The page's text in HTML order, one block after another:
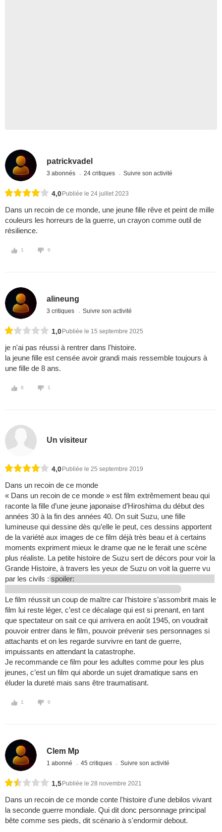
patrickvadel
3 abonnés 24 critiques Suivre son activité
4,0 Publiée le 24 juillet 2023
Dans un recoin de ce monde, une jeune fille rêve et peint de mille
couleurs les horreurs de la guerre, un crayon comme outil de
résilience.
1 0
alineung
3 critiques Suivre son activité
1,0 Publiée le 15 septembre 2025
je n'ai pas réussi à rentrer dans l'histoire.
la jeune fille est censée avoir grandi mais ressemble toujours à
une fille de 8 ans.
0 1
Un visiteur
4,0 Publiée le 25 septembre 2019
Dans un recoin de ce monde
« Dans un recoin de ce monde » est film extrêmement beau qui
raconte la fille d’une jeune japonaise d’Hiroshima du début des
années 30 à la fin des années 40. On suit Suzu, une fille
lumineuse qui dessine dès qu’elle le peut, ces dessins apportent
de la variété aux images de ce film déjà très beau et à certains
moments expriment mieux le drame que ne le ferait une scène
plus réaliste. La petite histoire de Suzu sert de décors pour voir la
Grande Histoire, à travers les yeux de Suzu on voit la guerre vu
par les civils : spoiler:
Le film réussit un coup de maître car l’histoire s’assombrit mais le
film lui reste léger, c’est ce décalage qui est si prenant, en tant
que spectateur on sait ce qui arrivera en août 1945, on voudrait
pouvoir entrer dans le film, pouvoir prévenir ses personnages si
attachants et on les regarde survivre en tant de guerre,
impuissants en attendant la catastrophe.
Je recommande ce film pour les adultes comme pour les plus
jeunes, c’est un film qui aborde un sujet dramatique sans en
éluder la dureté mais sans être traumatisant.
1 0
Clem Mp
1 abonné 45 critiques Suivre son activité
1,5 Publiée le 28 novembre 2021
Dans un recoin de ce monde conte l'histoire d'une debilos vivant
la seconde guerre mondiale. Qui dit donc personnage principal
bête comme ses pieds, dit scénario à s'endormir debout.